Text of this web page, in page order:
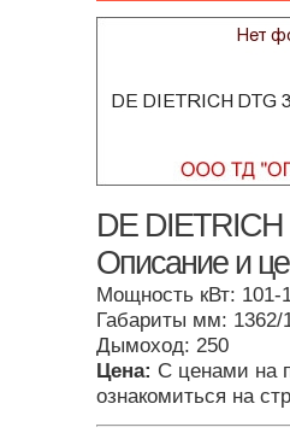
DE
Описание и
Мощность кВт: 101-
Габариты мм: 1362/
Дымоход: 250
Цена: С ценами на
ознакомиться на